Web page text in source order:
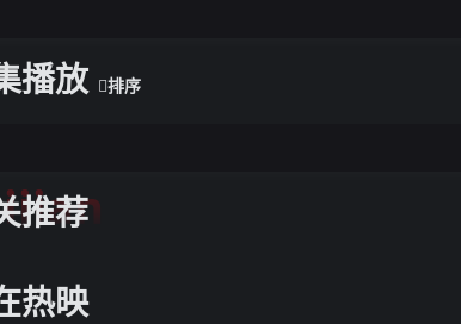
播放 排序
推荐
热映